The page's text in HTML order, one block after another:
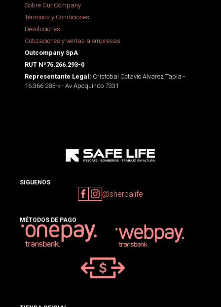
Sobre Out Company
Términos y Condiciones
Devoluciones
Cotizaciones y ventas a empresas
Outcompany SpA
RUT Nº76.266.293-0
Representante Legal: Cristobal Octavio Alvarez Tapia -
16.366.285-k - Av Apoquindo 7331
SIGUENOS
@sherpalife
MÉTODOS DE PAGO